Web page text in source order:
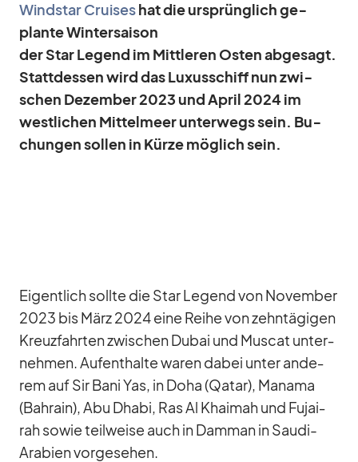
Wind­star Crui­seshat die ur­sprüng­lich ge­
plante Win­ter­sai­son
der Star Le­gend im Mitt­le­ren Os­ten ab­ge­sagt.
Statt­des­senwird das Lu­xus­schiff nun zwi­
schen De­zem­ber 2023 und April 2024 im
west­li­chen Mit­tel­meerun­ter­wegs sein. Bu­
chun­gen sol­len in Kürze mög­lich sein.
Ei­gent­lich sollte die Star Le­gend von No­vem­ber
2023 bis März 2024 eine Reihe von zehn­tä­gi­gen
Kreuz­fahr­ten zwi­schen Du­bai und Mus­cat un­ter­
neh­men. Auf­ent­halte wa­ren da­bei un­ter an­de­
rem auf Sir Bani Yas, in Doha (Qa­tar), Ma­nama
(Bah­rain), Abu Dhabi, Ras Al Khai­mah und Fu­ja­i­
rah so­wie teil­weise auch in Dam­man in Saudi-
Ara­bien vor­ge­se­hen.